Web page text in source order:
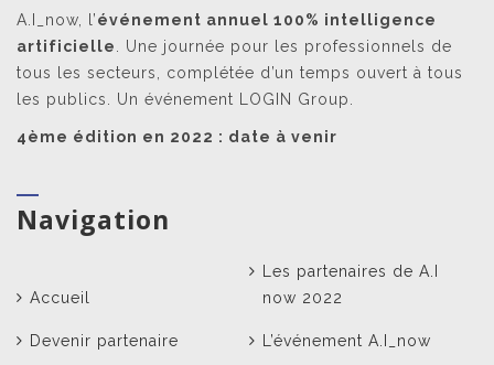
A.I_now, l’événement annuel 100% intelligence
artificielle
. Une journée pour les professionnels de
tous les secteurs, complétée d’un temps ouvert à tous
les publics. Un événement LOGIN Group.
4ème édition en 2022 : date à venir
Navigation
Accueil
Les partenaires de A.I
now 2022
Devenir partenaire L’événement A.I_now